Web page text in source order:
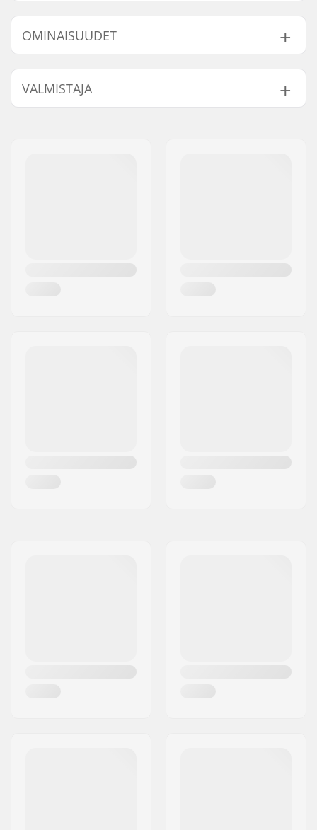
OMINAISUUDET
Product Volume (ml /
oz):
60ml / 2oz
VALMISTAJA